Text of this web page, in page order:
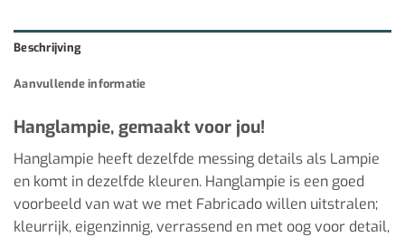
Beschrijving
Aanvullende informatie
Hanglampie, gemaakt voor jou!
Hanglampie heeft dezelfde messing details als Lampie
en komt in dezelfde kleuren. Hanglampie is een goed
voorbeeld van wat we met Fabricado willen uitstralen;
kleurrijk, eigenzinnig, verrassend en met oog voor detail,